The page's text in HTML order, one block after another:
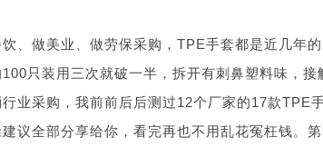
、做美业、做劳保采购，TPE手套都是近几年
只装用三次就破一半，拆开有刺鼻塑料味，接
业采购，我前前后后测过12个厂家的17款TPE
议全部分享给你，看完再也不用乱花冤枉钱。第